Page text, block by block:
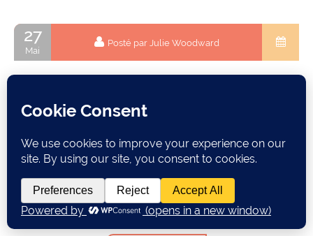
27
Mai
Posté par Julie Woodward
see wait around wait one minute wait there is more waiter
waiting room waiting time waiting to happen waive wake-
eveil wake […]
LinkedIn
Facebook
EmailPartager